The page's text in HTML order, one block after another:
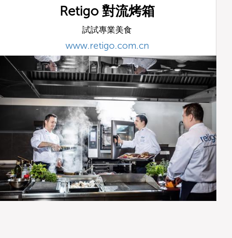
Retigo 對流烤箱
試試專業美食
www.retigo.com.cn